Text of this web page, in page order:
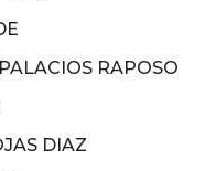
RAPOSO
DIAZ